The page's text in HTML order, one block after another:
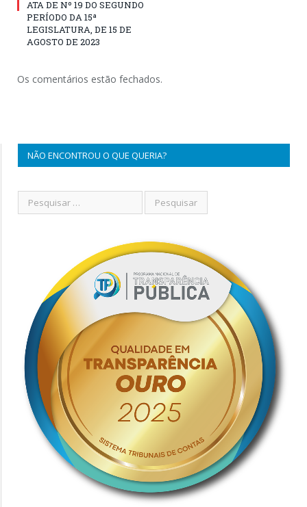
ATA DE Nº 19 DO SEGUNDO
PERÍODO DA 15ª
LEGISLATURA, DE 15 DE
AGOSTO DE 2023
Os comentários estão fechados.
NÃO ENCONTROU O QUE QUERIA?